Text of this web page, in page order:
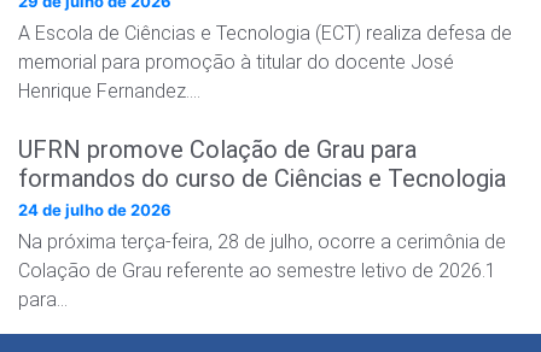
A Escola de Ciências e Tecnologia (ECT) realiza defesa de
memorial para promoção à titular do docente José
Henrique Fernandez….
UFRN promove Colação de Grau para
formandos do curso de Ciências e Tecnologia
24 de julho de 2026
Na próxima terça-feira, 28 de julho, ocorre a cerimônia de
Colação de Grau referente ao semestre letivo de 2026.1
para…